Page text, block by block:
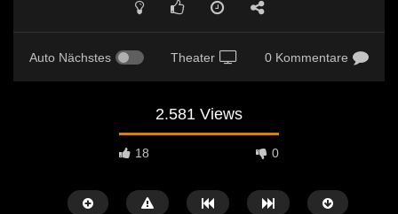
Auto Nächstes Theater 0 Kommentare
2.581 Views
18 0